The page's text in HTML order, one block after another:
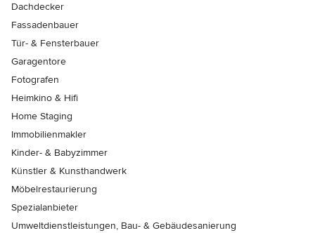
Dachdecker
Fassadenbauer
Tür- & Fensterbauer
Garagentore
Fotografen
Heimkino & Hifi
Home Staging
Immobilienmakler
Kinder- & Babyzimmer
Künstler & Kunsthandwerk
Möbelrestaurierung
Spezialanbieter
Umweltdienstleistungen, Bau- & Gebäudesanierung